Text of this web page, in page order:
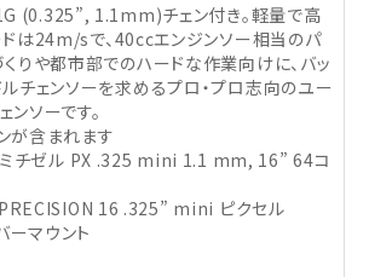
(0.325”, 1.1mm)チェン付き。軽量で高
ドは24m/sで、40ccエンジンソー相当のパ
りや都市部でのハードな作業向けに、バッ
チェンソーを求めるプロ・プロ志向のユー
ソーです。
が含まれます
チゼル PX .325 mini 1.1 mm, 16” 64コ
16 .325” mini ピクセル
マウント